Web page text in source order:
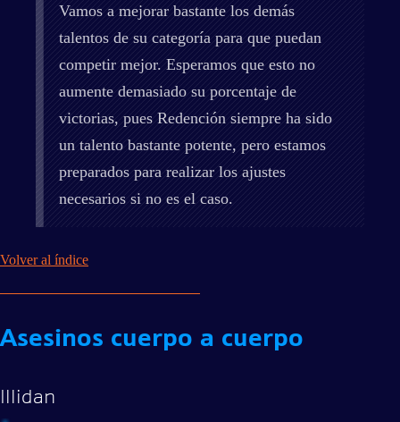
Vamos a mejorar bastante los demás
talentos de su categoría para que puedan
competir mejor. Esperamos que esto no
aumente demasiado su porcentaje de
victorias, pues Redención siempre ha sido
un talento bastante potente, pero estamos
preparados para realizar los ajustes
necesarios si no es el caso.
Volver al índice
Asesinos cuerpo a cuerpo
Illidan